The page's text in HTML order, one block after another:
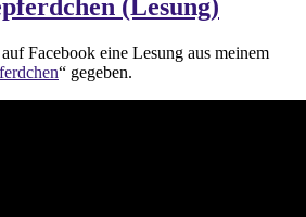
(Lesung)
Facebook eine Lesung aus meinem
“ gegeben.